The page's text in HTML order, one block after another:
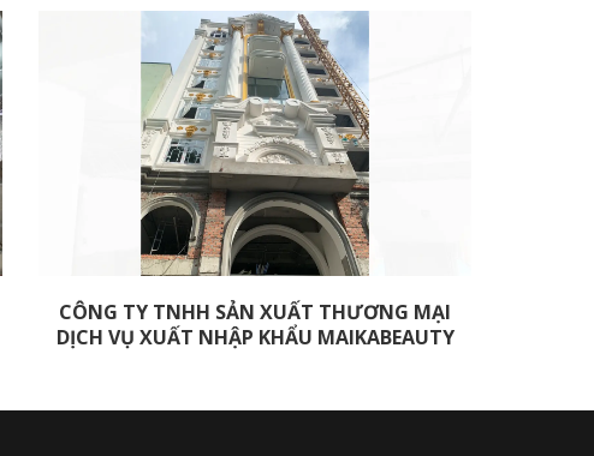
CÔNG TY TNHH SẢN XUẤT THƯƠNG MẠI
DỊCH VỤ XUẤT NHẬP KHẨU MAIKABEAUTY